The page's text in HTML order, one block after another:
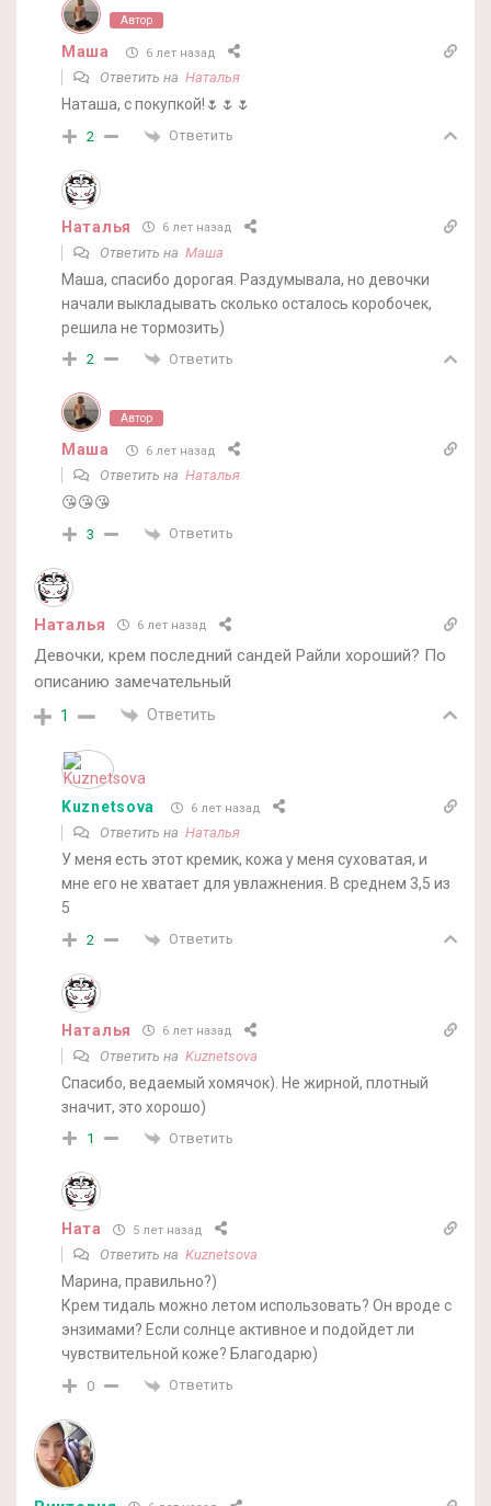
Автор
Маша 6 лет назад
Ответить на Наталья
Наташа, с покупкой!🌷🌷🌷
2 Ответить
Наталья 6 лет назад
Ответить на Маша
Маша, спасибо дорогая. Раздумывала, но девочки
начали выкладывать сколько осталось коробочек,
решила не тормозить)
2 Ответить
Автор
Маша 6 лет назад
Ответить на Наталья
😘😘😘
3 Ответить
Наталья 6 лет назад
Девочки, крем последний сандей Райли хороший? По
описанию замечательный
1 Ответить
Kuznetsova 6 лет назад
Ответить на Наталья
У меня есть этот кремик, кожа у меня суховатая, и
мне его не хватает для увлажнения. В среднем 3,5 из
5
2 Ответить
Наталья 6 лет назад
Ответить на Kuznetsova
Спасибо, ведаемый хомячок). Не жирной, плотный
значит, это хорошо)
1 Ответить
Ната 5 лет назад
Ответить на Kuznetsova
Марина, правильно?)
Крем тидаль можно летом использовать? Он вроде с
энзимами? Если солнце активное и подойдет ли
чувствительной коже? Благодарю)
0 Ответить